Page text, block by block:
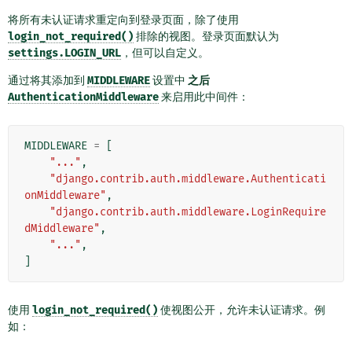
将所有未认证请求重定向到登录页面，除了使用
login_not_required() 排除的视图。登录页面默认为
settings.LOGIN_URL ，但可以自定义。
通过将其添加到 MIDDLEWARE设置中 之后
AuthenticationMiddleware来启用此中间件：
MIDDLEWARE =
"..." ,
"django.contrib.auth.middleware.Authenticati
onMiddleware" ,
"django.contrib.auth.middleware.LoginRequire
dMiddleware" ,
"..." ,
使用 login_not_required() 使视图公开，允许未认证请求。例
如：